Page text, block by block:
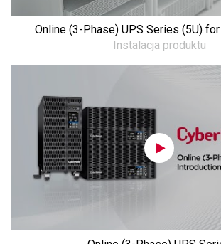
Online (3-Phase) UPS Series (5U)
Instalacja produktu